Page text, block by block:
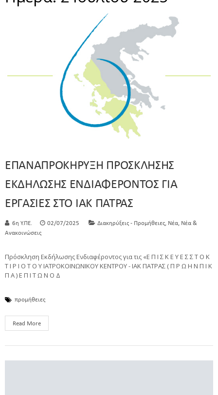
ΕΠΑΝΑΠΡΟΚΗΡΥΞΗ ΠΡΟΣΚΛΗΣΗΣ
ΕΚΔΗΛΩΣΗΣ ΕΝΔΙΑΦΕΡΟΝΤΟΣ ΓΙΑ
ΕΡΓΑΣΙΕΣ ΣΤΟ ΙΑΚ ΠΑΤΡΑΣ
6η Υ.ΠΕ. 02/07/2025 Διακηρύξεις - Προμήθειες, Νέα, Νέα &
Ανακοινώσεις
Πρόσκληση Εκδήλωσης Ενδιαφέροντος για τις «Ε Π Ι Σ Κ Ε Υ Ε Σ Σ Τ Ο Κ
Τ Ι Ρ Ι Ο Τ Ο Υ ΙΑΤΡΟΚΟΙΝΩΝΙΚΟΥ ΚΕΝΤΡΟΥ - ΙΑΚ ΠΑΤΡΑΣ ( Π Ρ Ω Η Ν Π Ι Κ
Π Α ) Ε Π Ι Τ Ω Ν Ο Δ
προμήθειες
Read More